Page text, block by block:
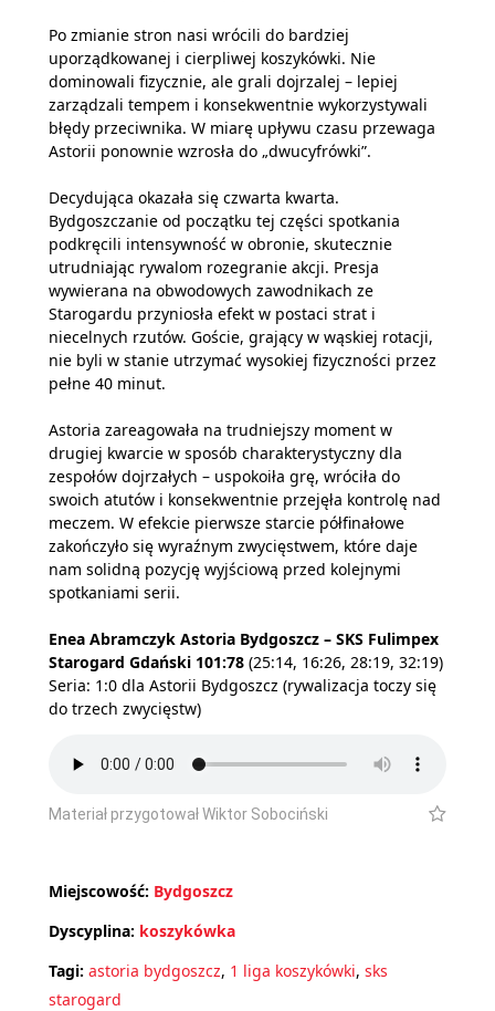
Po zmianie stron nasi wrócili do bardziej
uporządkowanej i cierpliwej koszykówki. Nie
dominowali fizycznie, ale grali dojrzalej – lepiej
zarządzali tempem i konsekwentnie wykorzystywali
błędy przeciwnika. W miarę upływu czasu przewaga
Astorii ponownie wzrosła do „dwucyfrówki”.
Decydująca okazała się czwarta kwarta.
Bydgoszczanie od początku tej części spotkania
podkręcili intensywność w obronie, skutecznie
utrudniając rywalom rozegranie akcji. Presja
wywierana na obwodowych zawodnikach ze
Starogardu przyniosła efekt w postaci strat i
niecelnych rzutów. Goście, grający w wąskiej rotacji,
nie byli w stanie utrzymać wysokiej fizyczności przez
pełne 40 minut.
Astoria zareagowała na trudniejszy moment w
drugiej kwarcie w sposób charakterystyczny dla
zespołów dojrzałych – uspokoiła grę, wróciła do
swoich atutów i konsekwentnie przejęła kontrolę nad
meczem. W efekcie pierwsze starcie półfinałowe
zakończyło się wyraźnym zwycięstwem, które daje
nam solidną pozycję wyjściową przed kolejnymi
spotkaniami serii.
Enea Abramczyk Astoria Bydgoszcz – SKS Fulimpex
Starogard Gdański 101:78 (25:14, 16:26, 28:19, 32:19)
Seria: 1:0 dla Astorii Bydgoszcz (rywalizacja toczy się
do trzech zwycięstw)
Materiał przygotował Wiktor Sobociński
Miejscowość: Bydgoszcz
Dyscyplina: koszykówka
Tagi: astoria bydgoszcz, 1 liga koszykówki, sks
starogard